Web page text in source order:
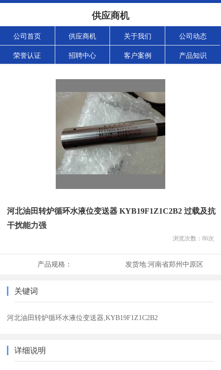
供应商机
公司首页 供应商机 关于我们 公司动态
荣誉认证 招聘中心 客户案例 产品知识
河北油田转炉循环水液位变送器 KYB19F1Z1C2B2 过载及抗
干扰能力强
浏览次数： 86次
产品规格： 发货地:河南省郑州中原区
关键词
河北油田转炉循环水液位变送器,KYB19F1Z1C2B2
详细说明